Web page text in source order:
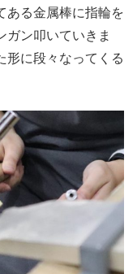
ある金属棒に指輪を
ガン叩いていきま
形に段々なってくる